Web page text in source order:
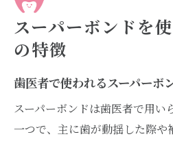
スーパーボンドを
の特徴
歯医者で使われるスーパーボ
スーパーボンドは歯医者で用い
一つで、主に歯が動揺した際